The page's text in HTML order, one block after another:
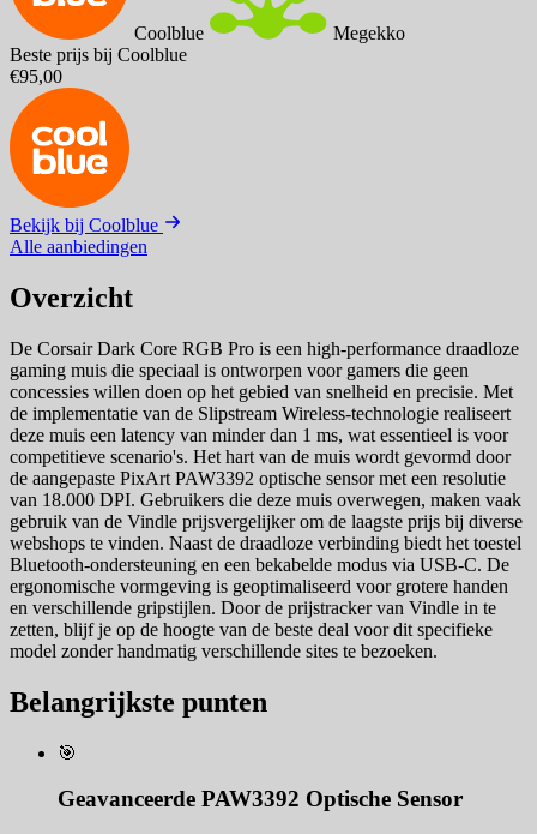
Coolblue
Megekko
Beste prijs bij Coolblue
€95,00
Bekijk bij Coolblue
Alle aanbiedingen
Overzicht
De Corsair Dark Core RGB Pro is een high-performance draadloze
gaming muis die speciaal is ontworpen voor gamers die geen
concessies willen doen op het gebied van snelheid en precisie. Met
de implementatie van de Slipstream Wireless-technologie realiseert
deze muis een latency van minder dan 1 ms, wat essentieel is voor
competitieve scenario's. Het hart van de muis wordt gevormd door
de aangepaste PixArt PAW3392 optische sensor met een resolutie
van 18.000 DPI. Gebruikers die deze muis overwegen, maken vaak
gebruik van de Vindle prijsvergelijker om de laagste prijs bij diverse
webshops te vinden. Naast de draadloze verbinding biedt het toestel
Bluetooth-ondersteuning en een bekabelde modus via USB-C. De
ergonomische vormgeving is geoptimaliseerd voor grotere handen
en verschillende gripstijlen. Door de prijstracker van Vindle in te
zetten, blijf je op de hoogte van de beste deal voor dit specifieke
model zonder handmatig verschillende sites te bezoeken.
Belangrijkste punten
🎯
Geavanceerde PAW3392 Optische Sensor